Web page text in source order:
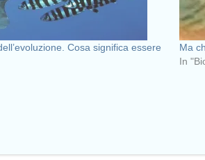
Cosa significa essere
Ma
In